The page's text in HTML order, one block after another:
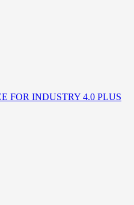
FOR INDUSTRY 4.0 PLUS